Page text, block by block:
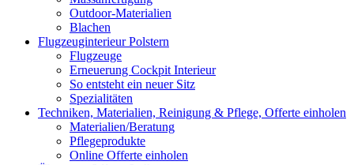
Outdoor-Materialien
Blachen
Flugzeuginterieur Polstern
Flugzeuge
Erneuerung Cockpit Interieur
So entsteht ein neuer Sitz
Spezialitäten
Techniken, Materialien, Reinigung & Pflege, Offerte einholen
Materialien/Beratung
Pflegeprodukte
Online Offerte einholen